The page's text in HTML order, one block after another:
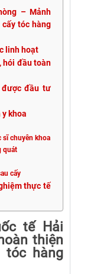
– Mảnh
tóc hàng
linh hoạt
hói đầu toàn
được đầu tư
y khoa
sĩ chuyên khoa
quát
cấy
thực tế
tế Hải
thiện
tóc hàng